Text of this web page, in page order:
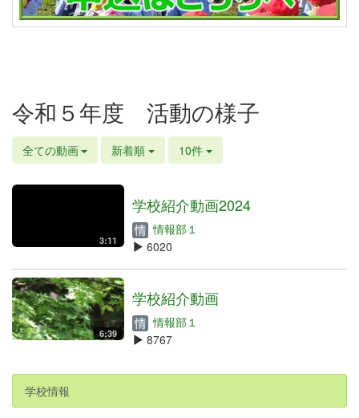
令和５年度 活動の様子
全ての動画 新着順 10件
3:11
学校紹介動画2024
情報部１
6020
6:39
学校紹介動画
情報部１
8767
学校情報